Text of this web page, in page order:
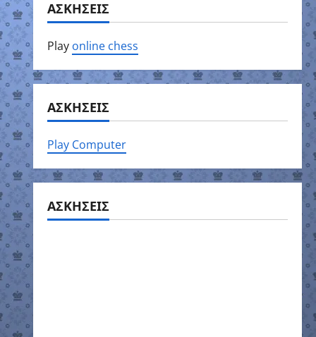
ΑΣΚΗΣΕΙΣ
Play online chess
ΑΣΚΗΣΕΙΣ
Play Computer
ΑΣΚΗΣΕΙΣ